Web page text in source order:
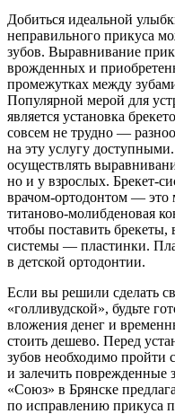
Добиться идеальной
неправильного прикуса
зубов. Выравнивание
врожденных и
промежутках между
Популярной мерой для
является установка
совсем не трудно —
на эту услугу
осуществлять
но и у взрослых. Брекет-
врачом-ортодонтом — это
титаново-молибденовая
чтобы поставить
системы — пластинки.
в детской ортодонтии.
Если вы решили сделать
«голливудской», будьте
вложения денег и
стоить дешево. Перед
зубов необходимо пройти
и залечить
«Союз» в Брянске
по исправлению прикуса